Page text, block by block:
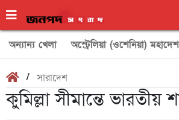
অন্যান্য খেলা অস্ট্রেলিয়া (ওশেনিয়া) মহাদেশ
/সারাদেশ
কুমিল্লা সীমান্তে ভারতীয়